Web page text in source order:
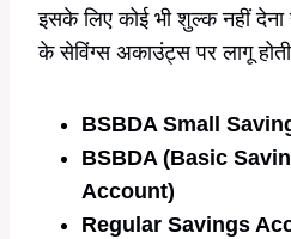
इसके लिए कोई भी शुल्क नहीं देना
के सेविंग्स अकाउंट्स पर लागू
BSBDA Small
BSBDA (Basic
Account)
Regular Savings